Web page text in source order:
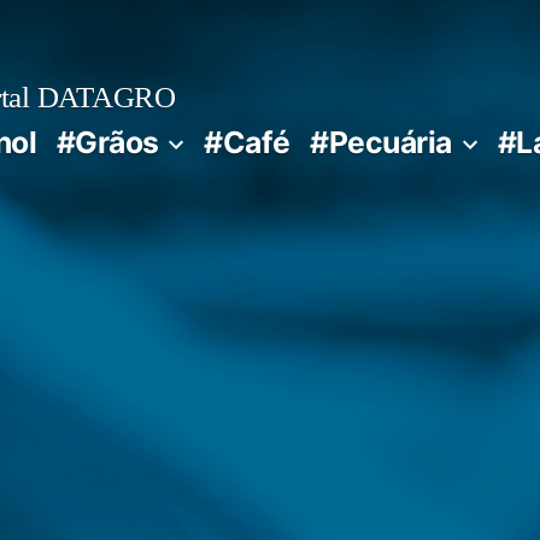
DATAGRO
#Grãos #Café #Pecuária